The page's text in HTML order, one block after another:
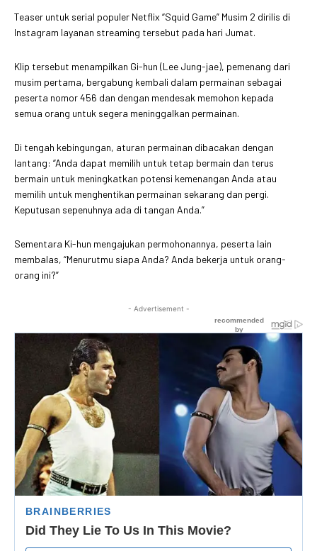
Teaser untuk serial populer Netflix “Squid Game” Musim 2 dirilis di
Instagram layanan streaming tersebut pada hari Jumat.
Klip tersebut menampilkan Gi-hun (Lee Jung-jae), pemenang dari
musim pertama, bergabung kembali dalam permainan sebagai
peserta nomor 456 dan dengan mendesak memohon kepada
semua orang untuk segera meninggalkan permainan.
Di tengah kebingungan, aturan permainan dibacakan dengan
lantang: “Anda dapat memilih untuk tetap bermain dan terus
bermain untuk meningkatkan potensi kemenangan Anda atau
memilih untuk menghentikan permainan sekarang dan pergi.
Keputusan sepenuhnya ada di tangan Anda.”
Sementara Ki-hun mengajukan permohonannya, peserta lain
membalas, “Menurutmu siapa Anda? Anda bekerja untuk orang-
orang ini?”
- Advertisement -